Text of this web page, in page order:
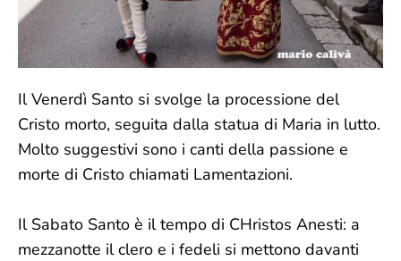
Il Venerdì Santo si svolge la processione del
Cristo morto, seguita dalla statua di Maria in lutto.
Molto suggestivi sono i canti della passione e
morte di Cristo chiamati Lamentazioni.
Il Sabato Santo è il tempo di CHristos Anesti: a
mezzanotte il clero e i fedeli si mettono davanti